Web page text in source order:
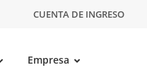
CUENTA DE INGRESO
Empresa